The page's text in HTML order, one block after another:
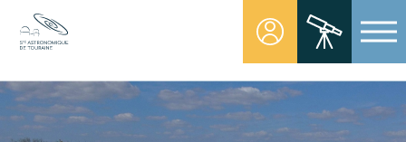
content
Société Astronomique de Touraine
Un regard plus NET sur notre univers